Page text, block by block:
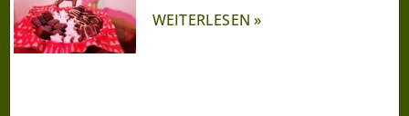
WEITERLESEN »